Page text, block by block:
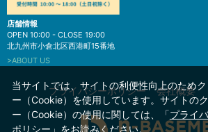
店舗情報
OPEN 10:00 - CLOSE 19:00
北九州市小倉北区西港町15番地
>ABOUT US
プライバシーポリシー 会社概要
当サイトでは、サイトの利便性向上のため
ー（Cookie）を使用しています。サイトの
ー（Cookie）の使用に関しては、「プライ
ポリシー 」をお読みください。